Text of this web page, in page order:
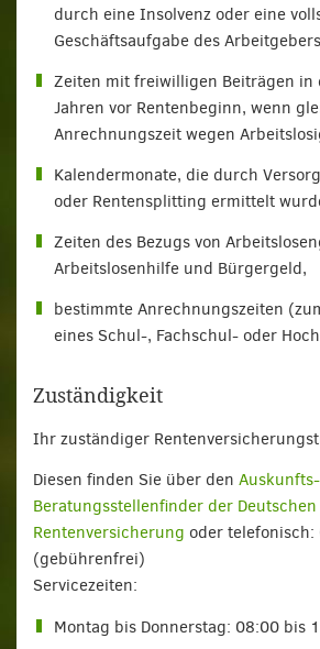
durch eine Insolvenz oder eine
Geschäftsaufgabe des
Zeiten mit freiwilligen Beiträgen in
Jahren vor Rentenbeginn, wenn
Anrechnungszeit wegen
Kalendermonate, die durch
oder Rentensplitting ermittelt
Zeiten des Bezugs von
Arbeitslosenhilfe und Bürgergeld,
bestimmte Anrechnungszeiten
eines Schul-, Fachschul- oder
Zuständigkeit
Ihr zuständiger
Diesen finden Sie über den
Beratungsstellenfinder der Deutschen
Rentenversicherung oder
(gebührenfrei)
Servicezeiten:
Montag bis Donnerstag: 08:00 bis